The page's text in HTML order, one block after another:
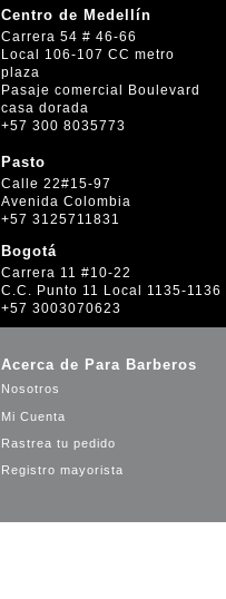
Centro de Medellín
Carrera 54 # 46-66
Local 106-107 CC metro
plaza
Pasaje comercial Boulevard
casa dorada
+57 300 8035773
Pasto
Calle 22#15-97
Avenida Colombia
+57 3125711831
Bogotá
Carrera 11 #10-22
C.C. Punto 11 Local 1135-1136
+57 3003070623
Acerca de Para Barberos
Nosotros
Mi Cuenta
Rastrea tu pedido
Registro mayorista